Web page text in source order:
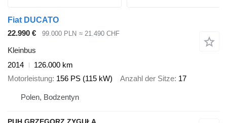
Fiat DUCATO
22.990 €
99.000 PLN ≈ 21.490 CHF
Kleinbus
2014
126.000 km
Motorleistung 156 PS (115 kW) Anzahl der Sitze 17
Polen, Bodzentyn